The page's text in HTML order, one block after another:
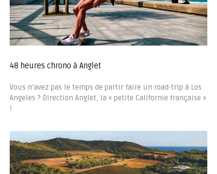
48 heures chrono à Anglet
Vous n’avez pas le temps de partir faire un road-trip à Los
Angeles ? Direction Anglet, la « petite Californie française »
!